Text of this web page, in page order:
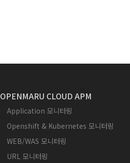
OPENMARU CLOUD APM
Application 모니터링
Openshift & Kubernetes 모니터링
WEB/WAS 모니터링
URL 모니터링